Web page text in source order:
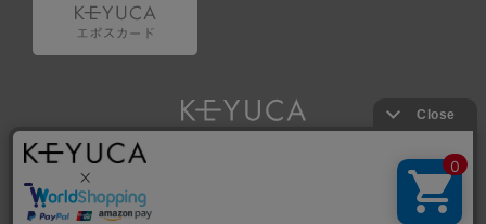
5.仮登録とは、ケユカが提供するアプリ等でサービスを利
用するための簡易的な会員登録（以下「仮登録」といいま
6.仮登録をすることで、第9条のポイント付与を受けるこ
とができます。
7.仮登録状態はポイントの利用は行えず、第3条1項の通り
に登録完了することでポイント利用が行えるようになりま
す。
Copyright © KAWAJUN Co., Ltd. All Rights Reserved.